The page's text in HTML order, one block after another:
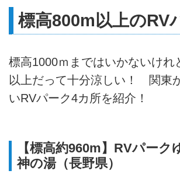
標高800m以上のRV
標高1000ｍまではいかないけれ
以上だって十分涼しい！ 関東
いRVパーク4カ所を紹介！
【標高約960m】RVパーク
神の湯（長野県）